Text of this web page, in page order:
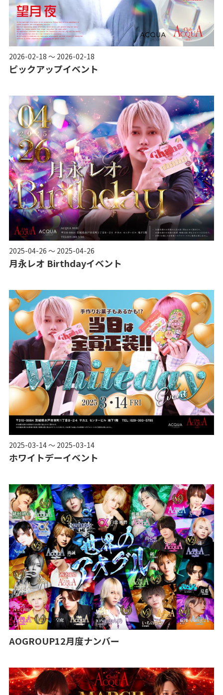
2026-02-18 ～ 2026-02-18
ピックアップイベント
2025-04-26 ～ 2025-04-26
月永レオ Birthdayイベント
2025-03-14 ～ 2025-03-14
ホワイトデーイベント
AOGROUP12月度ナンバー